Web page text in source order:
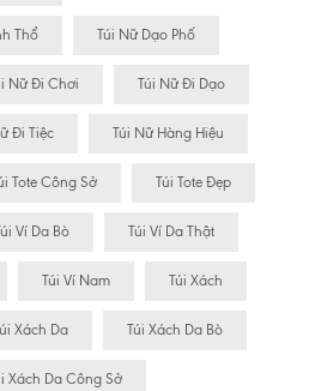
Thổ Túi Nữ Dạo Phố
Nữ Đi Chơi Túi Nữ Đi Dạo
Đi Tiệc Túi Nữ Hàng Hiệu
Tote Công Sở Túi Tote Đẹp
Ví Da Bò Túi Ví Da Thật
Túi Ví Nam Túi Xách
Xách Da Túi Xách Da Bò
Xách Da Công Sở